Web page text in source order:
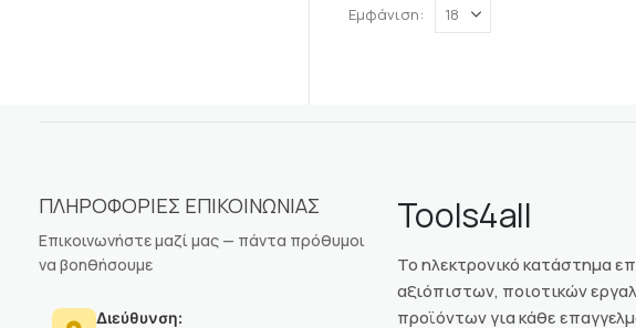
Εμφάνιση:
ΠΛΗΡΟΦΟΡΙΕΣ ΕΠΙΚΟΙΝΩΝΙΑΣ
Επικοινωνήστε μαζί μας — πάντα πρόθυμοι
να βοηθήσουμε
Διεύθυνση:
Tools4all
Το ηλεκτρονικό κατάστημα
αξιόπιστων, ποιοτικών
προϊόντων για κάθε